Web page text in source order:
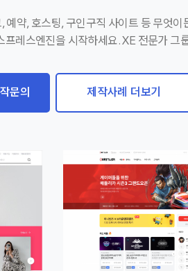
예약, 호스팅, 구인구직 사이트 등 무엇이
프레스엔진을 시작하세요. XE 전문가 그
문의 제작사례 더보기